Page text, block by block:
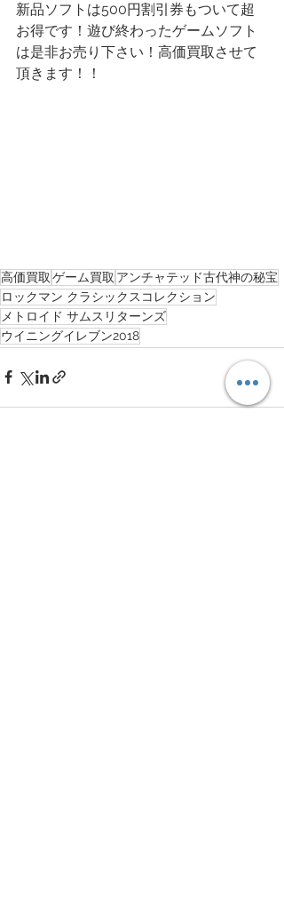
新品ソフトは500円割引券もついて超
お得です！遊び終わったゲームソフト
は是非お売り下さい！高価買取させて
頂きます！！
高価買取 ゲーム買取 アンチャテッド古代神の秘宝
ロックマン クラシックスコレクション
メトロイド サムスリターンズ
ウイニングイレブン2018